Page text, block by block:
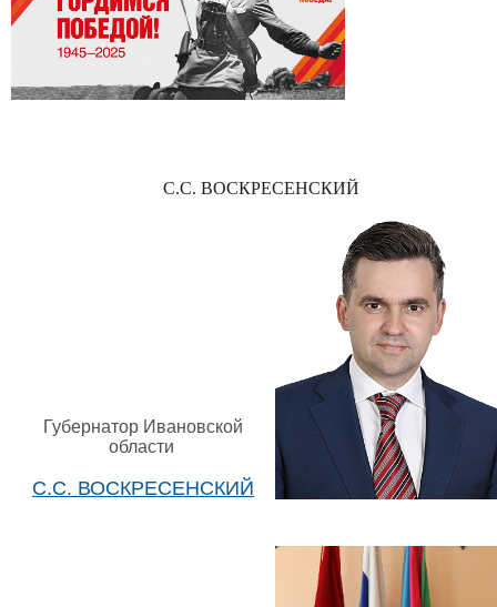
С.С. ВОСКРЕСЕНСКИЙ
Губернатор Ивановской
области
С.С. ВОСКРЕСЕНСКИЙ